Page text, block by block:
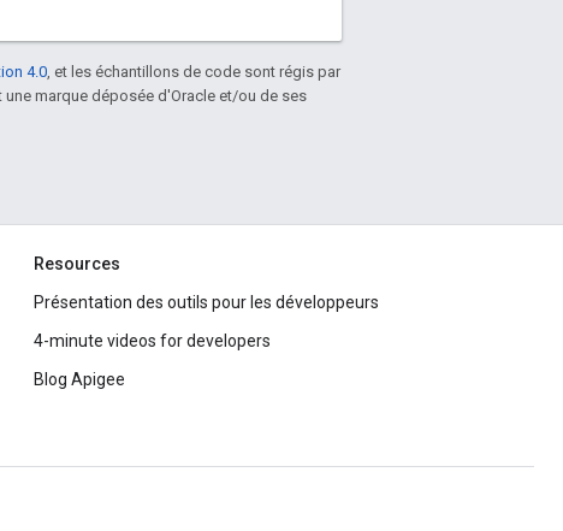
4.0, et les échantillons de code sont régis par
une marque déposée d'Oracle et/ou de ses
Resources
Présentation des outils pour les développeurs
4-minute videos for developers
Blog Apigee